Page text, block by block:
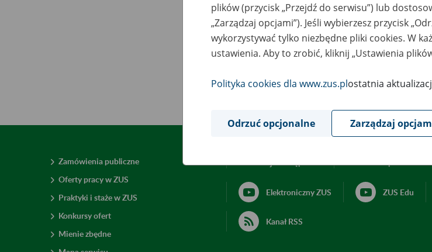
Zamówienia publiczne
Oferty pracy w ZUS
Praktyki i staże w ZUS
Konkursy ofert
Mienie zbędne
Elektroniczny ZUS ZUS Edu
Kanał RSS
plików (przycisk „Przejdź do serwisu”) lub
„Zarządzaj opcjami”). Jeśli wybierzesz przycisk
wykorzystywać tylko niezbędne pliki cookies. W
ustawienia. Aby to zrobić, kliknij „Ustawienia
Polityka cookies dla www.zus.plostatnia
Odrzuć opcjonalne Zarządzaj